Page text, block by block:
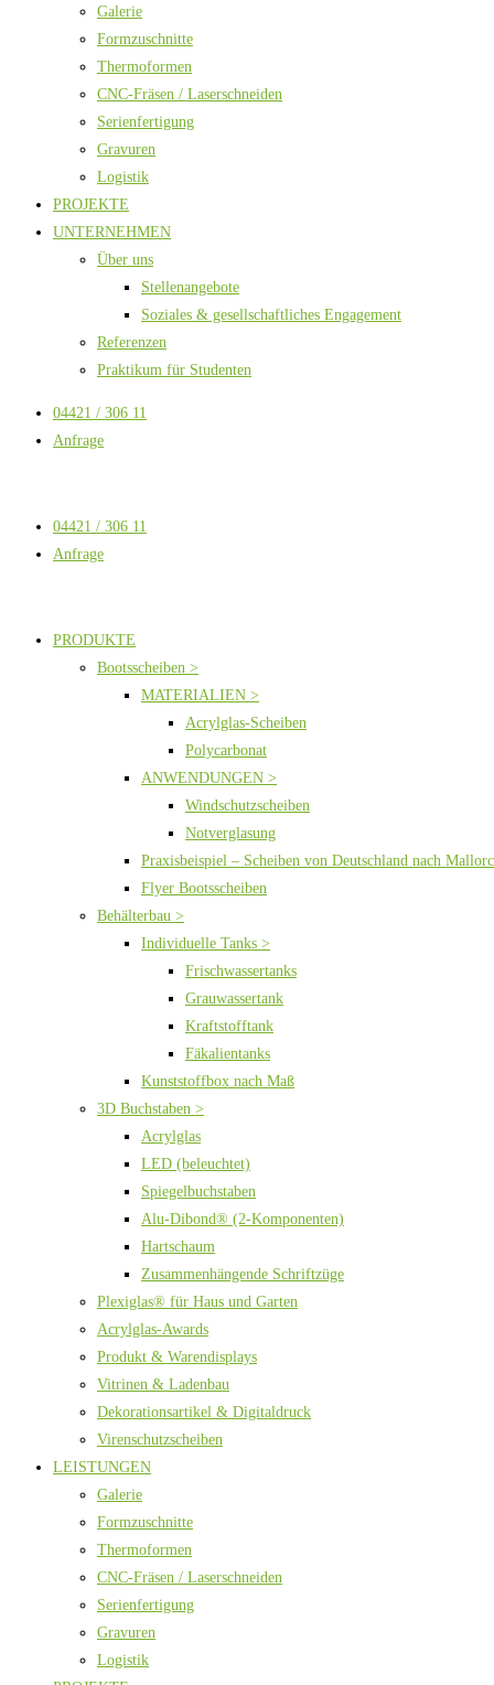
Galerie
Formzuschnitte
Thermoformen
CNC-Fräsen / Laserschneiden
Serienfertigung
Gravuren
Logistik
PROJEKTE
UNTERNEHMEN
Über uns
Stellenangebote
Soziales & gesellschaftliches Engagement
Referenzen
Praktikum für Studenten
04421 / 306 11
Anfrage
04421 / 306 11
Anfrage
PRODUKTE
Bootsscheiben >
MATERIALIEN >
Acrylglas-Scheiben
Polycarbonat
ANWENDUNGEN >
Windschutzscheiben
Notverglasung
Praxisbeispiel – Scheiben von Deutschland nach
Flyer Bootsscheiben
Behälterbau >
Individuelle Tanks >
Frischwassertanks
Grauwassertank
Kraftstofftank
Fäkalientanks
Kunststoffbox nach Maß
3D Buchstaben >
Acrylglas
LED (beleuchtet)
Spiegelbuchstaben
Alu-Dibond® (2-Komponenten)
Hartschaum
Zusammenhängende Schriftzüge
Plexiglas® für Haus und Garten
Acrylglas-Awards
Produkt & Warendisplays
Vitrinen & Ladenbau
Dekorationsartikel & Digitaldruck
Virenschutzscheiben
LEISTUNGEN
Galerie
Formzuschnitte
Thermoformen
CNC-Fräsen / Laserschneiden
Serienfertigung
Gravuren
Logistik